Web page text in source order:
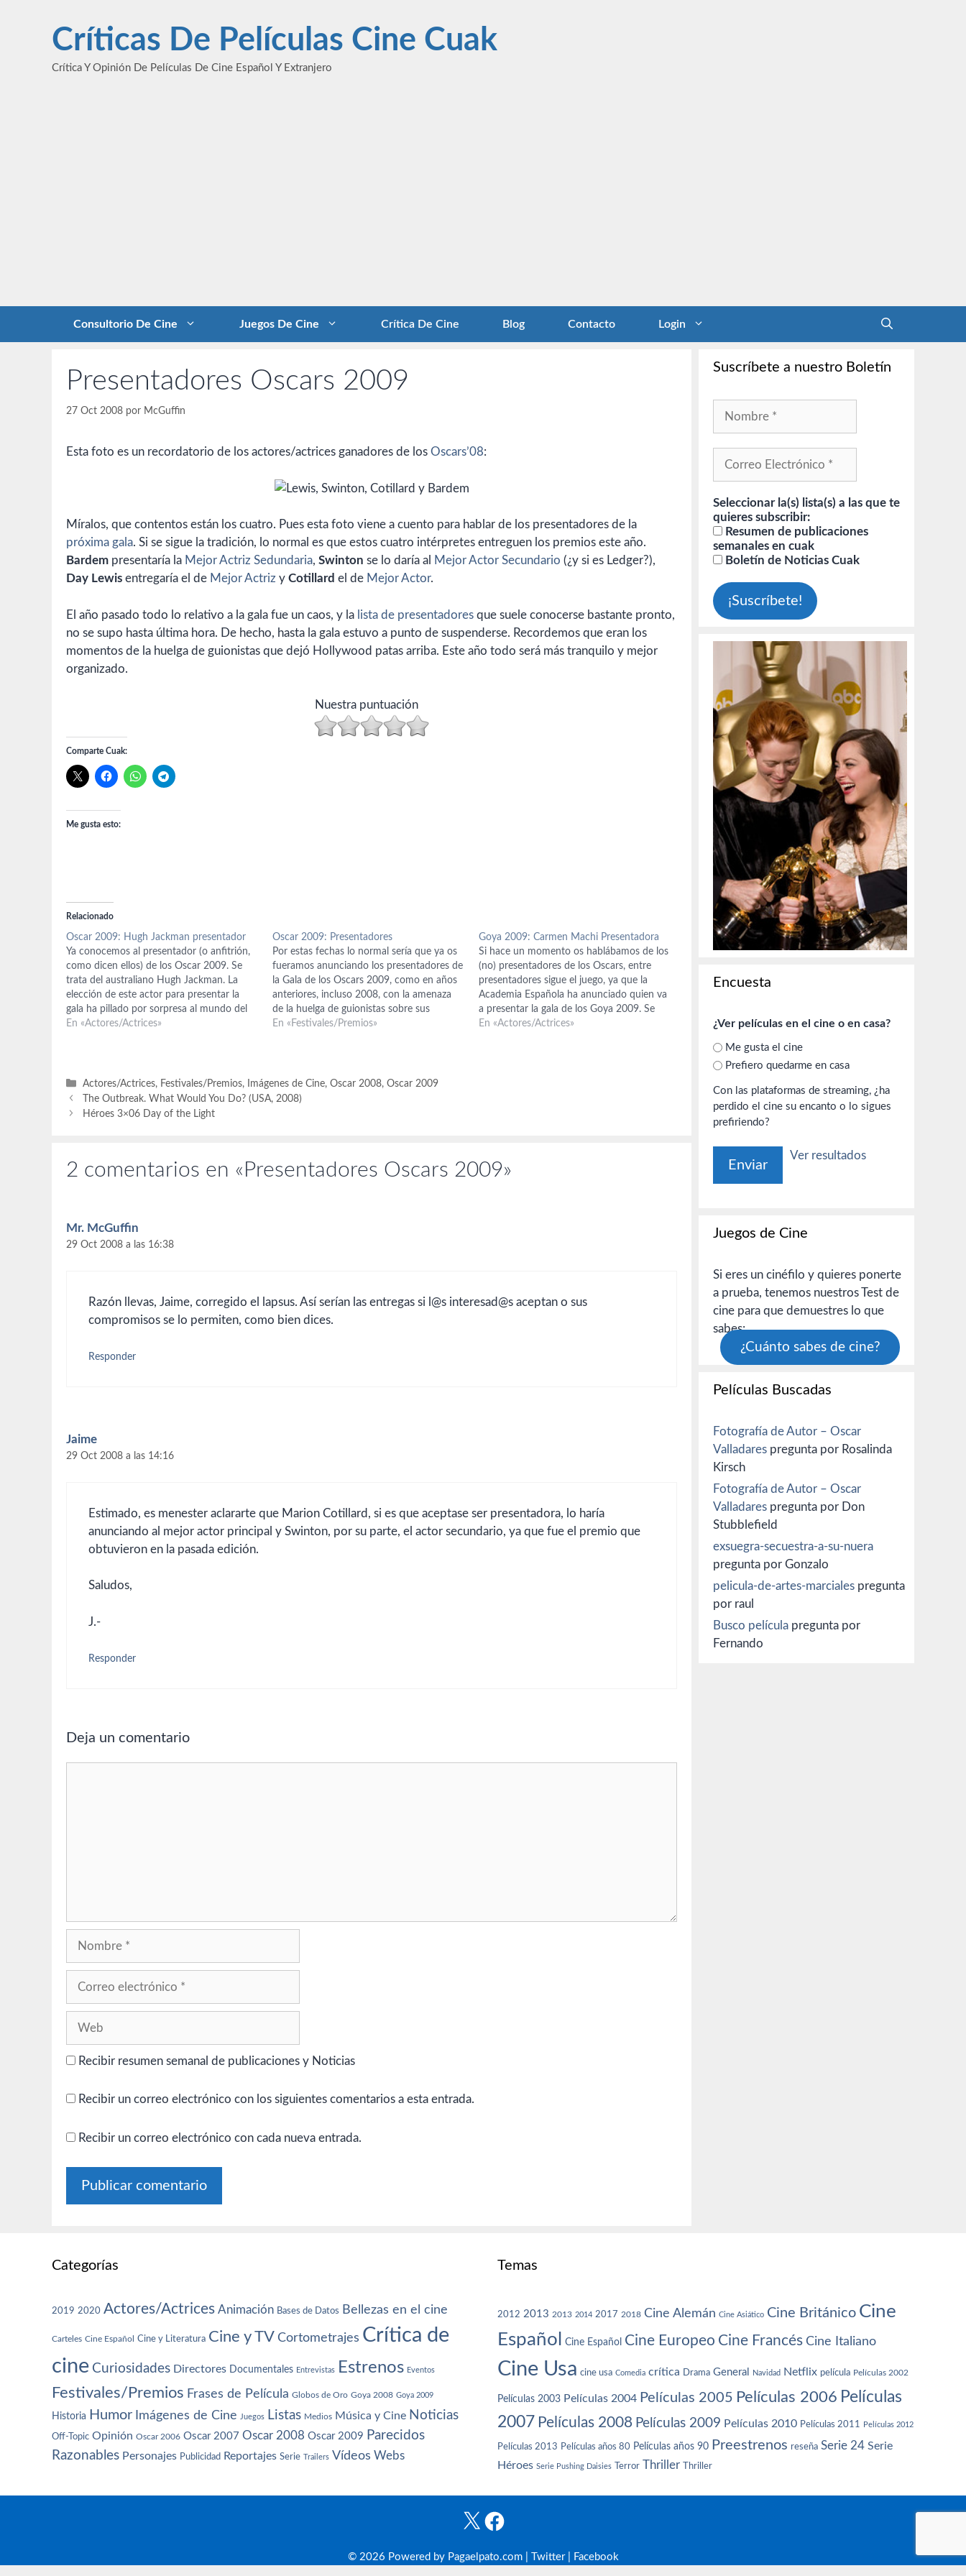
contenidoCríticas De Películas Cine Cuak
Crítica Y Opinión De Películas De Cine Español Y Extranjero
Consultorio De Cine Juegos De Cine Crítica De Cine Blog Contacto Login
Presentadores Oscars 2009
27 Oct 2008 por McGuffin
Esta foto es un recordatorio de los actores/actrices ganadores de los Oscars’08:
Míralos, que contentos están los cuatro. Pues esta foto viene a cuento para hablar de los presentadores de la
próxima gala. Si se sigue la tradición, lo normal es que estos cuatro intérpretes entreguen los premios este año.
Bardem presentaría la Mejor Actriz Sedundaria, Swinton se lo daría al Mejor Actor Secundario (¿y si es Ledger?),
Day Lewis entregaría el de Mejor Actriz y Cotillard el de Mejor Actor.
El año pasado todo lo relativo a la gala fue un caos, y la lista de presentadores que suele conocerse bastante pronto,
no se supo hasta última hora. De hecho, hasta la gala estuvo a punto de suspenderse. Recordemos que eran los
momentos de la huelga de guionistas que dejó Hollywood patas arriba. Este año todo será más tranquilo y mejor
organizado.
Nuestra puntuación
Comparte Cuak:
Me gusta esto:
Relacionado
Oscar 2009: Hugh Jackman presentador
Ya conocemos al presentador (o anfitrión,
como dicen ellos) de los Oscar 2009. Se
trata del australiano Hugh Jackman. La
elección de este actor para presentar la
gala ha pillado por sorpresa al mundo del
cine, pues la decisión se desmarca bastante
En «Actores/Actrices»
Oscar 2009: Presentadores
Por estas fechas lo normal sería que ya os
fueramos anunciando los presentadores de
la Gala de los Oscars 2009, como en años
anteriores, incluso 2008, con la amenaza
de la huelga de guionistas sobre sus
cabezas. Pero no, este año no lo haremos,
En «Festivales/Premios»
Goya 2009: Carmen Machi Presentadora
Si hace un momento os hablábamos de los
(no) presentadores de los Oscars, entre
presentadores sigue el juego, ya que la
Academia Española ha anunciado quien va
a presentar la gala de los Goya 2009. Se
trata de Carmen Machi, la actriz
En «Actores/Actrices»
Categorías
Actores/Actrices, Festivales/Premios, Imágenes de Cine,Oscar 2008,Oscar 2009
The Outbreak. What Would You Do? (USA, 2008)
Héroes 3×06 Day of the Light
2 comentarios en «Presentadores Oscars 2009»
Mr. McGuffin
29 Oct 2008 a las 16:38
Razón llevas, Jaime, corregido el lapsus. Así serían las entregas si l@s interesad@s aceptan o sus
compromisos se lo permiten, como bien dices.
Responder
Jaime
29 Oct 2008 a las 14:16
Estimado, es menester aclararte que Marion Cotillard, si es que aceptase ser presentadora, lo haría
anunciando al mejor actor principal y Swinton, por su parte, el actor secundario, ya que fue el premio que
obtuvieron en la pasada edición.
Saludos,
J.-
Responder
Deja un comentario
Recibir resumen semanal de publicaciones y Noticias
Recibir un correo electrónico con los siguientes comentarios a esta entrada.
Recibir un correo electrónico con cada nueva entrada.
Suscríbete a nuestro Boletín
Seleccionar la(s) lista(s) a las que te
quieres subscribir:
Resumen de publicaciones
semanales en cuak
Boletín de Noticias Cuak
Encuesta
¿Ver películas en el cine o en casa?
Me gusta el cine
Prefiero quedarme en casa
Con las plataformas de streaming, ¿ha
perdido el cine su encanto o lo sigues
prefiriendo?
Ver resultados
Juegos de Cine
Si eres un cinéfilo y quieres ponerte
a prueba, tenemos nuestros Test de
cine para que demuestres lo que
sabes:
¿Cuánto sabes de cine?
Películas Buscadas
Fotografía de Autor – Oscar
Valladares pregunta por Rosalinda
Kirsch
Fotografía de Autor – Oscar
Valladares pregunta por Don
Stubblefield
exsuegra-secuestra-a-su-nuera
pregunta por Gonzalo
pelicula-de-artes-marciales pregunta
por raul
Busco película pregunta por
Fernando
Categorías
2019 2020 Actores/Actrices Animación Bases de Datos Bellezas en el cine
Carteles Cine Español Cine y Literatura Cine y TV Cortometrajes Crítica de
cine Curiosidades Directores Documentales Entrevistas Estrenos Eventos
Festivales/Premios Frases de Película Globos de Oro Goya 2008 Goya 2009
Historia Humor Imágenes de Cine Juegos Listas Medios Música y Cine Noticias
Off-Topic Opinión Oscar 2006 Oscar 2007 Oscar 2008 Oscar 2009 Parecidos
Razonables Personajes Publicidad Reportajes Serie Trailers Vídeos Webs
Temas
2012 2013 2013 2014 2017 2018 Cine Alemán Cine Asiático Cine Británico Cine
Español
Cine Español Cine Europeo Cine Francés Cine Italiano
Cine Usa cine usa Comedia crítica Drama General Navidad Netflix película Películas 2002
Películas 2003 Películas 2004 Películas 2005 Películas 2006 Películas
2007 Películas 2008 Películas 2009 Películas 2010 Películas 2011 Películas 2012
Películas 2013 Películas años 80 Películas años 90 Preestrenos reseña Serie 24 Serie
Héroes Serie Pushing Daisies Terror Thriller Thriller
X Facebook
© 2026 Powered by Pagaelpato.com | Twitter| Facebook